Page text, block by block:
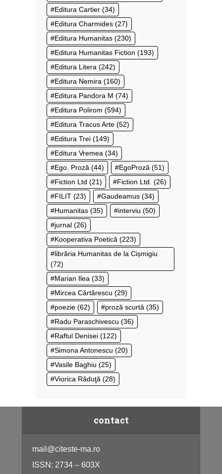
Editura Cartier (34)
Editura Charmides (27)
Editura Humanitas (230)
Editura Humanitas Fiction (193)
Editura Litera (242)
Editura Nemira (160)
Editura Pandora M (74)
Editura Polirom (594)
Editura Tracus Arte (52)
Editura Trei (149)
Editura Vremea (34)
Ego. Proză (44) EgoProză (51)
Fiction Ltd (21) Fiction Ltd. (26)
FILIT (23) Gaudeamus (34)
Humanitas (35) interviu (50)
jurnal (26)
Kooperativa Poetică (223)
librăria Humanitas de la Cișmigiu
(72)
Marian Ilea (33)
Mircea Cărtărescu (29)
poezie (62) proză scurtă (35)
Radu Paraschivescu (36)
Raftul Denisei (122)
Simona Antonescu (20)
Vasile Baghiu (25)
Viorica Răduţă (28)
contact
mail@citeste-ma.ro
ISSN: 2734 – 603X